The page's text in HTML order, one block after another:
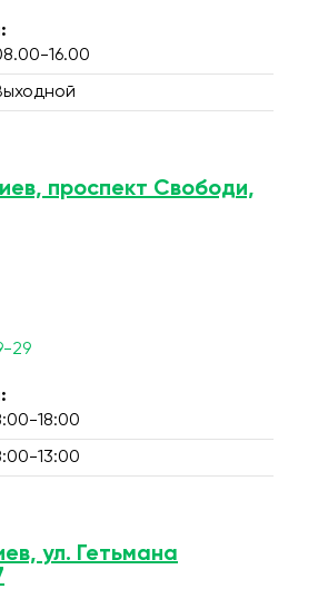
16.00
проспект Свободи,
29
18:00
13:00
ул. Гетьмана